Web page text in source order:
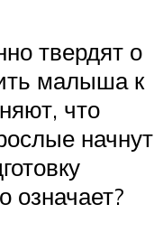
твердят о
малыша к
что
начнут
означает?